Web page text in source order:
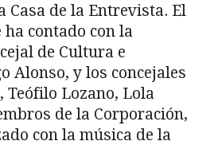
Casa de la Entrevista. El
contado con la
de Cultura e
Alonso, y los concejales
Teófilo Lozano, Lola
de la Corporación,
con la música de la